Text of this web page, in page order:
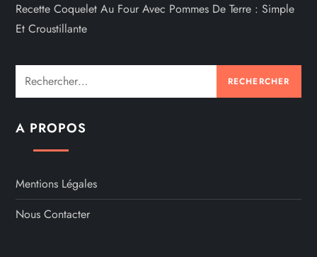
Recette Coquelet Au Four Avec Pommes De Terre : Simple
Et Croustillante
Rechercher :
A PROPOS
Mentions Légales
Nous Contacter